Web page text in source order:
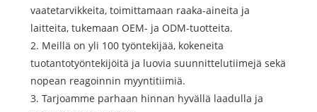
vaatetarvikkeita, toimittamaan raaka-aineita ja
laitteita, tukemaan OEM- ja ODM-tuotteita.
2. Meillä on yli 100 työntekijää, kokeneita
tuotantotyöntekijöitä ja luovia suunnittelutiimejä sekä
nopean reagoinnin myyntitiimiä.
3. Tarjoamme parhaan hinnan hyvällä laadulla ja